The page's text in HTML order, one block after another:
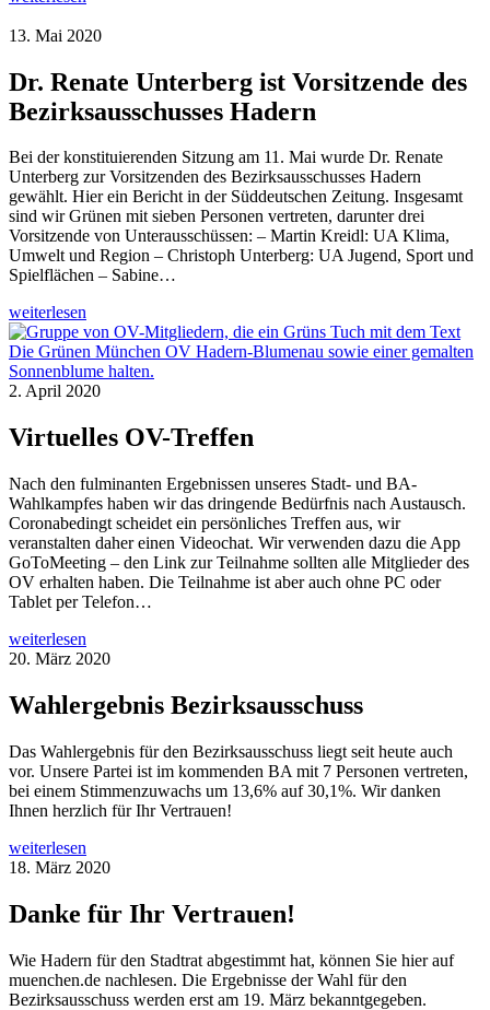
13. Mai 2020
Dr. Renate Unterberg ist Vorsitzende des
Bezirksausschusses Hadern
Bei der konstituierenden Sitzung am 11. Mai wurde Dr. Renate
Unterberg zur Vorsitzenden des Bezirksausschusses Hadern
gewählt. Hier ein Bericht in der Süddeutschen Zeitung. Insgesamt
sind wir Grünen mit sieben Personen vertreten, darunter drei
Vorsitzende von Unterausschüssen: – Martin Kreidl: UA Klima,
Umwelt und Region – Christoph Unterberg: UA Jugend, Sport und
Spielflächen – Sabine…
weiterlesen
2. April 2020
Virtuelles OV-Treffen
Nach den fulminanten Ergebnissen unseres Stadt- und BA-
Wahlkampfes haben wir das dringende Bedürfnis nach Austausch.
Coronabedingt scheidet ein persönliches Treffen aus, wir
veranstalten daher einen Videochat. Wir verwenden dazu die App
GoToMeeting – den Link zur Teilnahme sollten alle Mitglieder des
OV erhalten haben. Die Teilnahme ist aber auch ohne PC oder
Tablet per Telefon…
weiterlesen
20. März 2020
Wahlergebnis Bezirksausschuss
Das Wahlergebnis für den Bezirksausschuss liegt seit heute auch
vor. Unsere Partei ist im kommenden BA mit 7 Personen vertreten,
bei einem Stimmenzuwachs um 13,6% auf 30,1%. Wir danken
Ihnen herzlich für Ihr Vertrauen!
weiterlesen
18. März 2020
Danke für Ihr Vertrauen!
Wie Hadern für den Stadtrat abgestimmt hat, können Sie hier auf
muenchen.de nachlesen. Die Ergebnisse der Wahl für den
Bezirksausschuss werden erst am 19. März bekanntgegeben.